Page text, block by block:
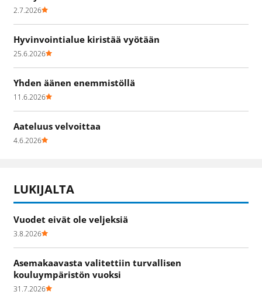
2.7.2026
Hyvinvointialue kiristää vyötään
25.6.2026
Yhden äänen enemmistöllä
11.6.2026
Aateluus velvoittaa
4.6.2026
LUKIJALTA
Vuodet eivät ole veljeksiä
3.8.2026
Asemakaavasta valitettiin turvallisen
kouluympäristön vuoksi
31.7.2026